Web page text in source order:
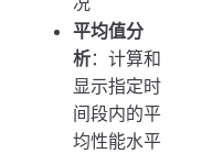
平均值分
析：计算和
显示指定时
间段内的平
均性能水平